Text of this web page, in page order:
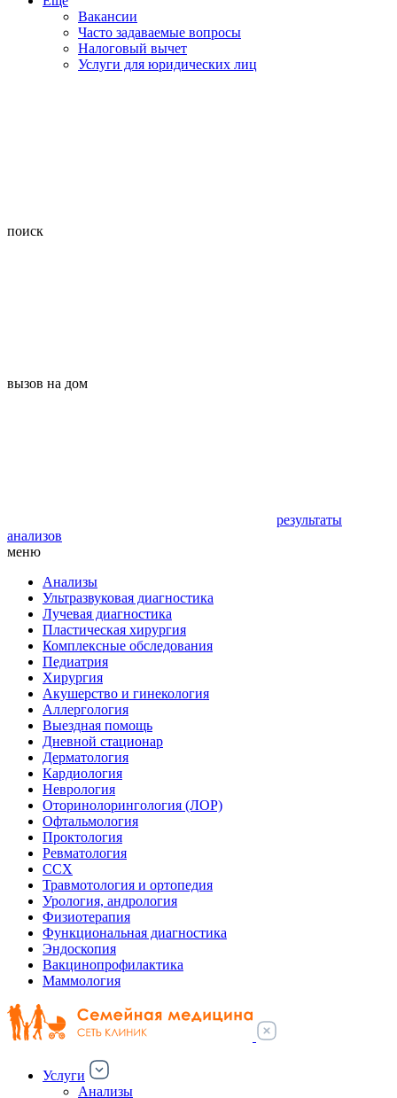
Вакансии
Часто задаваемые вопросы
Налоговый вычет
Услуги для юридических лиц
поиск
вызов на дом
результаты
анализов
меню
Анализы
Ультразвуковая диагностика
Лучевая диагностика
Пластическая хирургия
Комплексные обследования
Педиатрия
Хирургия
Акушерство и гинекология
Аллергология
Выездная помощь
Дневной стационар
Дерматология
Кардиология
Неврология
Оторинолорингология (ЛОР)
Офтальмология
Проктология
Ревматология
ССХ
Травмотология и ортопедия
Урология, андрология
Физиотерапия
Функциональная диагностика
Эндоскопия
Вакцинопрофилактика
Маммология
Услуги
Анализы